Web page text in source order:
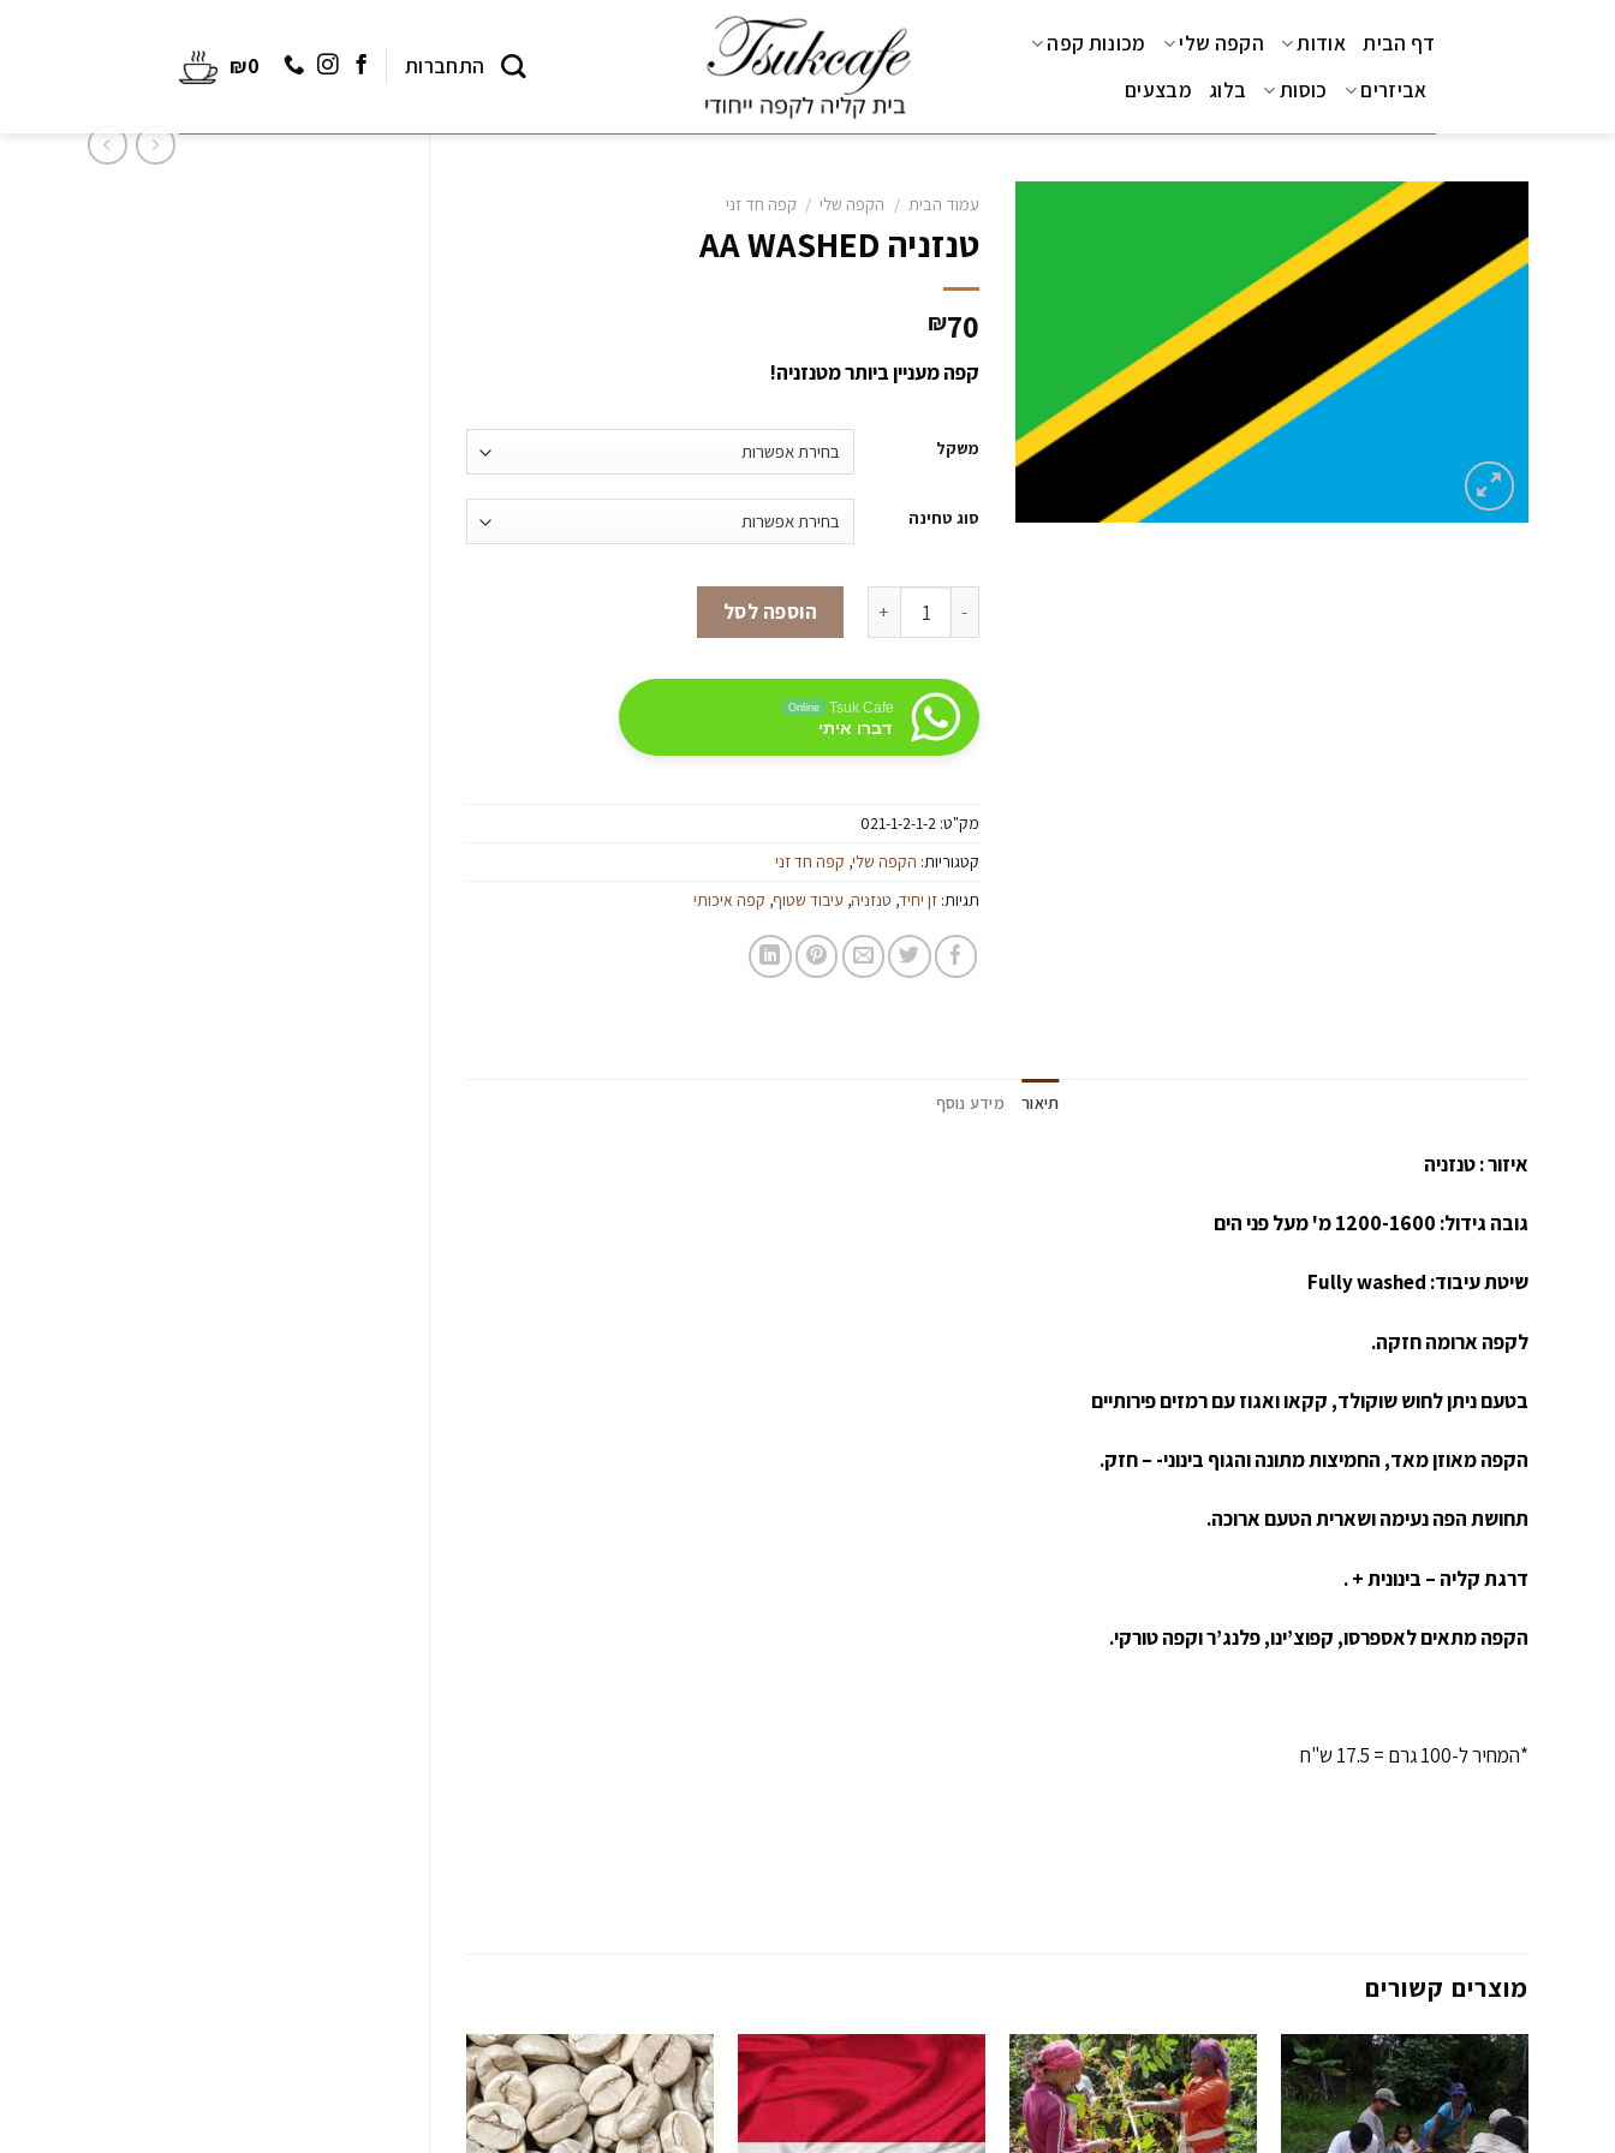
דף הבית אודות הקפה שלי
מכונות קפה
אביזרים
כוסות בלוג מבצעים
התחברות ₪0
עמוד הבית / הקפה שלי / קפה חד זני
טנזניה AA WASHED
₪70
קפה מעניין ביותר מטנזניה!
משקל
סוג טחינה
כמות של טנזניה AA WASHED הוספה לסל
Tsuk Cafe
Online
דברו איתי
מק"ט: 021-1-2-1-2
קטגוריות: הקפה שלי, קפה חד זני
תגיות: זן יחיד, טנזניה, עיבוד שטוף, קפה איכותי
תיאור מידע נוסף
איזור : טנזניה
גובה גידול: 1200-1600 מ' מעל פני הים
שיטת עיבוד: Fully washed
לקפה ארומה חזקה.
בטעם ניתן לחוש שוקולד, קקאו ואגוז עם רמזים פירותיים
הקפה מאוזן מאד, החמיצות מתונה והגוף בינוני- – חזק.
תחושת הפה נעימה ושארית הטעם ארוכה.
דרגת קליה – בינונית + .
הקפה מתאים לאספרסו, קפוצ’ינו, פלנג’ר וקפה טורקי.
*המחיר ל-100 גרם = 17.5 ש"ח
מוצרים קשורים